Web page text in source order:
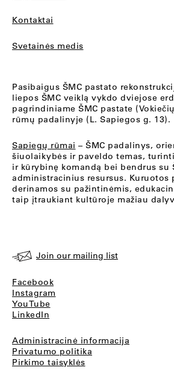
Kontaktai
Svetainės medis
Pasibaigus ŠMC pastato
liepos ŠMC veiklą vykdo dviejose
pagrindiniame ŠMC pastate
rūmų padalinyje (L. Sapiegos g. 13).
Sapiegų rūmai – ŠMC padalinys,
šiuolaikybės ir paveldo temas,
ir kūrybinę komandą bei bendrus su
administracinius resursus. Kuruotos
derinamos su pažintinėmis,
taip įtraukiant kultūroje mažiau
Join our mailing list
Facebook
Instagram
YouTube
LinkedIn
Administracinė informacija
Privatumo politika
Pirkimo taisyklės